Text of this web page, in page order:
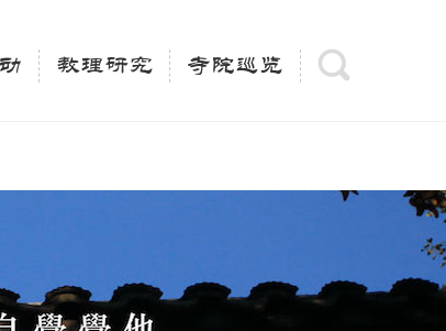
$description =
教理研究 寺院巡览